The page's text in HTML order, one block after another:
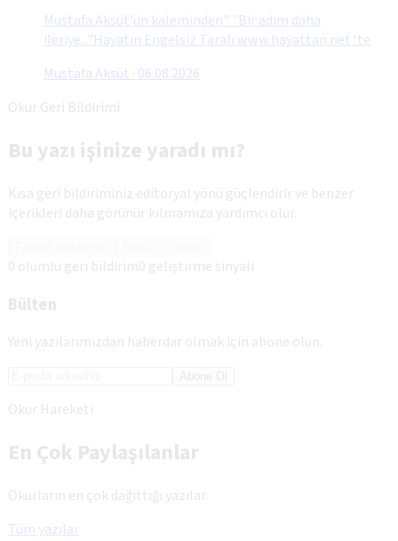
Mustafa Aksüt'ün kaleminden" "Bir adım daha
ileriye..."Hayatın Engelsiz Tarafı www.hayattan.net ‘te
Mustafa Aksüt · 06.08.2026
Okur Geri Bildirimi
Bu yazı işinize yaradı mı?
Kısa geri bildiriminiz editoryal yönü güçlendirir ve benzer
içerikleri daha görünür kılmamıza yardımcı olur.
0 olumlu geri bildirim0 geliştirme sinyali
Bülten
Yeni yazılarımızdan haberdar olmak için abone olun.
Abone Ol
Okur Hareketi
En Çok Paylaşılanlar
Okurların en çok dağıttığı yazılar.
Tüm yazılar